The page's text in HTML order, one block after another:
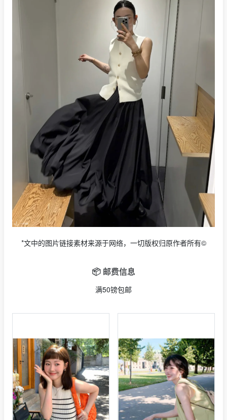
*文中的图片链接素材来源于网络，一切版权归原作者所有©
📦 邮费信息
满50镑包邮